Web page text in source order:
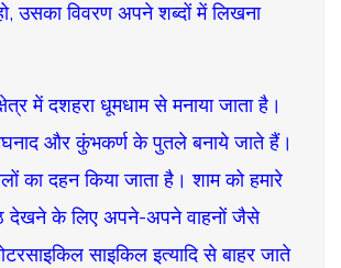
उसका विवरण अपने शब्दों में लिखना
में दशहरा धूमधाम से मनाया जाता है।
और कुंभकर्ण के पुतले बनाये जाते हैं।
का दहन किया जाता है। शाम को हमारे
देखने के लिए अपने-अपने वाहनों जैसे
साइकिल इत्यादि से बाहर जाते